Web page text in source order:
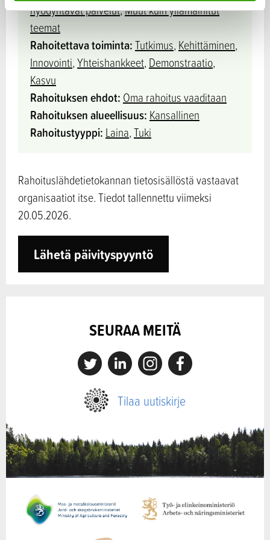
hyödyntävät palvelut,Muut kuin yllämainitut
teemat
Rahoitettava toiminta:Tutkimus, Kehittäminen,
Innovointi,Yhteishankkeet, Demonstraatio,
Kasvu
Rahoituksen ehdot: Oma rahoitus vaaditaan
Rahoituksen alueellisuus: Kansallinen
Rahoitustyyppi: Laina,Tuki
Rahoituslähdetietokannan tietosisällöstä vastaavat
organisaatiot itse. Tiedot tallennettu viimeksi
20.05.2026.
Lähetä päivityspyyntö
SEURAA MEITÄ
X LinkedinInstagramFacebook
Tilaa uutiskirje